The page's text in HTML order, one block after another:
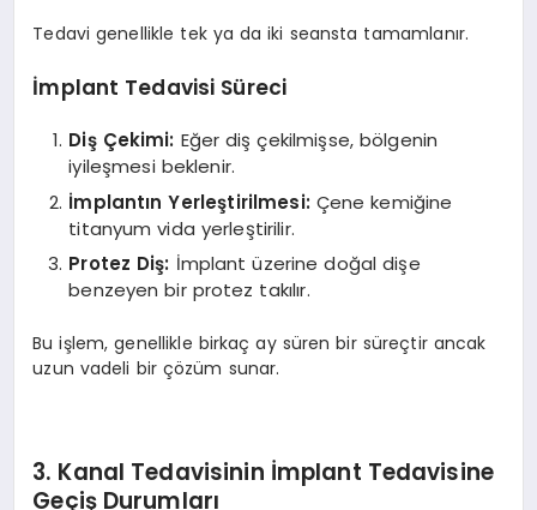
Tedavi genellikle tek ya da iki seansta tamamlanır.
İmplant Tedavisi Süreci
Diş Çekimi: Eğer diş çekilmişse, bölgenin
iyileşmesi beklenir.
İmplantın Yerleştirilmesi: Çene kemiğine
titanyum vida yerleştirilir.
Protez Diş: İmplant üzerine doğal dişe
benzeyen bir protez takılır.
Bu işlem, genellikle birkaç ay süren bir süreçtir ancak
uzun vadeli bir çözüm sunar.
3. Kanal Tedavisinin İmplant Tedavisine
Geçiş Durumları